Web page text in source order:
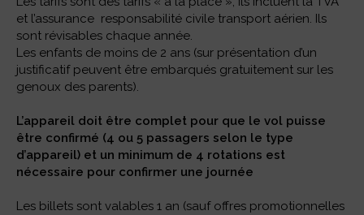
et l’assurance responsabilité civile transport aérien. Ils
sont révisables chaque année.
Les enfants de moins de 2 ans (sur présentation d’un
justificatif peuvent être embarqués gratuitement sur les
genoux des parents).
L’appareil doit être complet pour que le vol puisse
être confirmé (4 ou 5 passagers selon le type
d’appareil) et un minimum de 4 rotations est
nécessaire pour confirmer une journée
Les billets sont valables 1 an (sauf offres promotionnelles